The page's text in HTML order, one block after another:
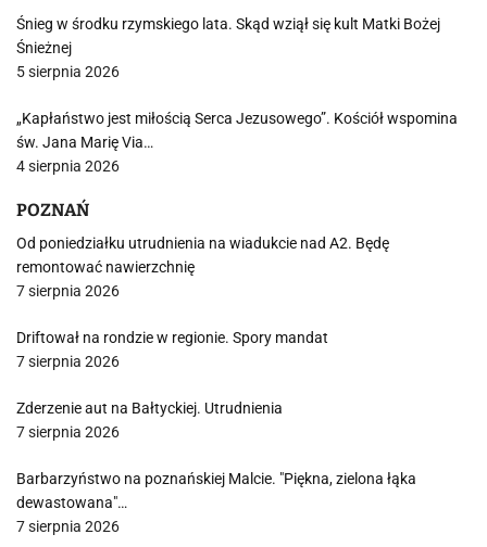
Śnieg w środku rzymskiego lata. Skąd wziął się kult Matki Bożej
Śnieżnej
5 sierpnia 2026
„Kapłaństwo jest miłością Serca Jezusowego”. Kościół wspomina
św. Jana Marię Via…
4 sierpnia 2026
POZNAŃ
Od poniedziałku utrudnienia na wiadukcie nad A2. Będę
remontować nawierzchnię
7 sierpnia 2026
Driftował na rondzie w regionie. Spory mandat
7 sierpnia 2026
Zderzenie aut na Bałtyckiej. Utrudnienia
7 sierpnia 2026
Barbarzyństwo na poznańskiej Malcie. "Piękna, zielona łąka
dewastowana"…
7 sierpnia 2026